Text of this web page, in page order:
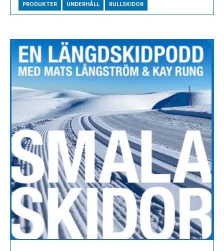
PRODUKTER UNDERHÅLL RULLSKIDOR